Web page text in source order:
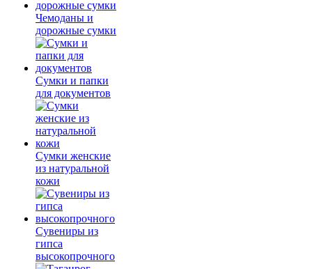
Чемоданы и
дорожные сумки
Сумки и папки
для документов
Сумки женские
из натуральной
кожи
Сувениры из
гипса
высокопрочного